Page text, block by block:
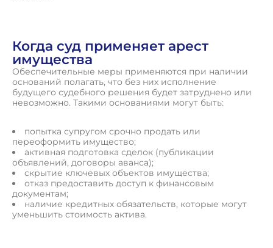
Когда суд применяет арест
имущества
Обеспечительные меры применяются при наличии
оснований полагать, что без них исполнение
будущего судебного решения будет затруднено или
невозможно. Такими основаниями могут быть:
попытка супругом срочно продать или
переоформить имущество;
активная подготовка сделок (публикации
объявлений, договоры аванса);
скрытие ключевых объектов имущества;
отказ предоставить доступ к финансовым
документам;
наличие кредитных обязательств, которые могут
уменьшить стоимость актива.